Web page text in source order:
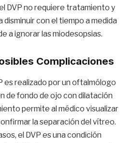
DVP no requiere tratamiento y
con el tiempo a medida
a ignorar las miodesopsias.
Complicaciones
es realizado por un oftalmólogo
de fondo de ojo con dilatación
permite al médico visualizar
la separación del vítreo.
el DVP es una condición